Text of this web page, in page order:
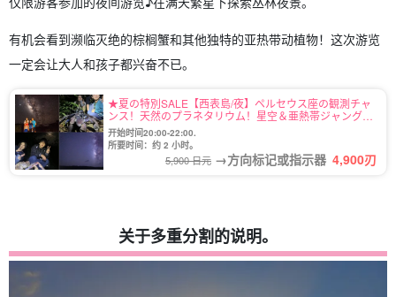
有机会看到濒临灭绝的棕榈蟹和其他独特的亚热带动植物！这次游览
一定会让大人和孩子都兴奋不已。
★夏の特別SALE【西表島/夜】ペルセウス座の観測チャ
ンス！天然のプラネタリウム！星空＆亜熱帯ジャングル
ナイトツアー♪当日予約OK！子連れ家族・団体旅行にも
おすすめ（No.16）
开始时间20:00-22:00.
所要时间：约 2 小时。
5,900 日元 →方向标记或指示器 4,900刃
关于多重分割的说明。